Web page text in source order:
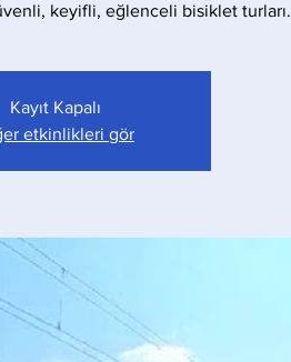
keyifli, eğlenceli bisiklet turları.
Kayıt Kapalı
etkinlikleri gör